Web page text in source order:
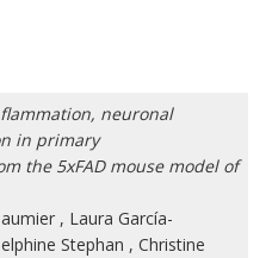
neuronal
in primary
the 5xFAD mouse model of
, Laura García-
Stephan , Christine